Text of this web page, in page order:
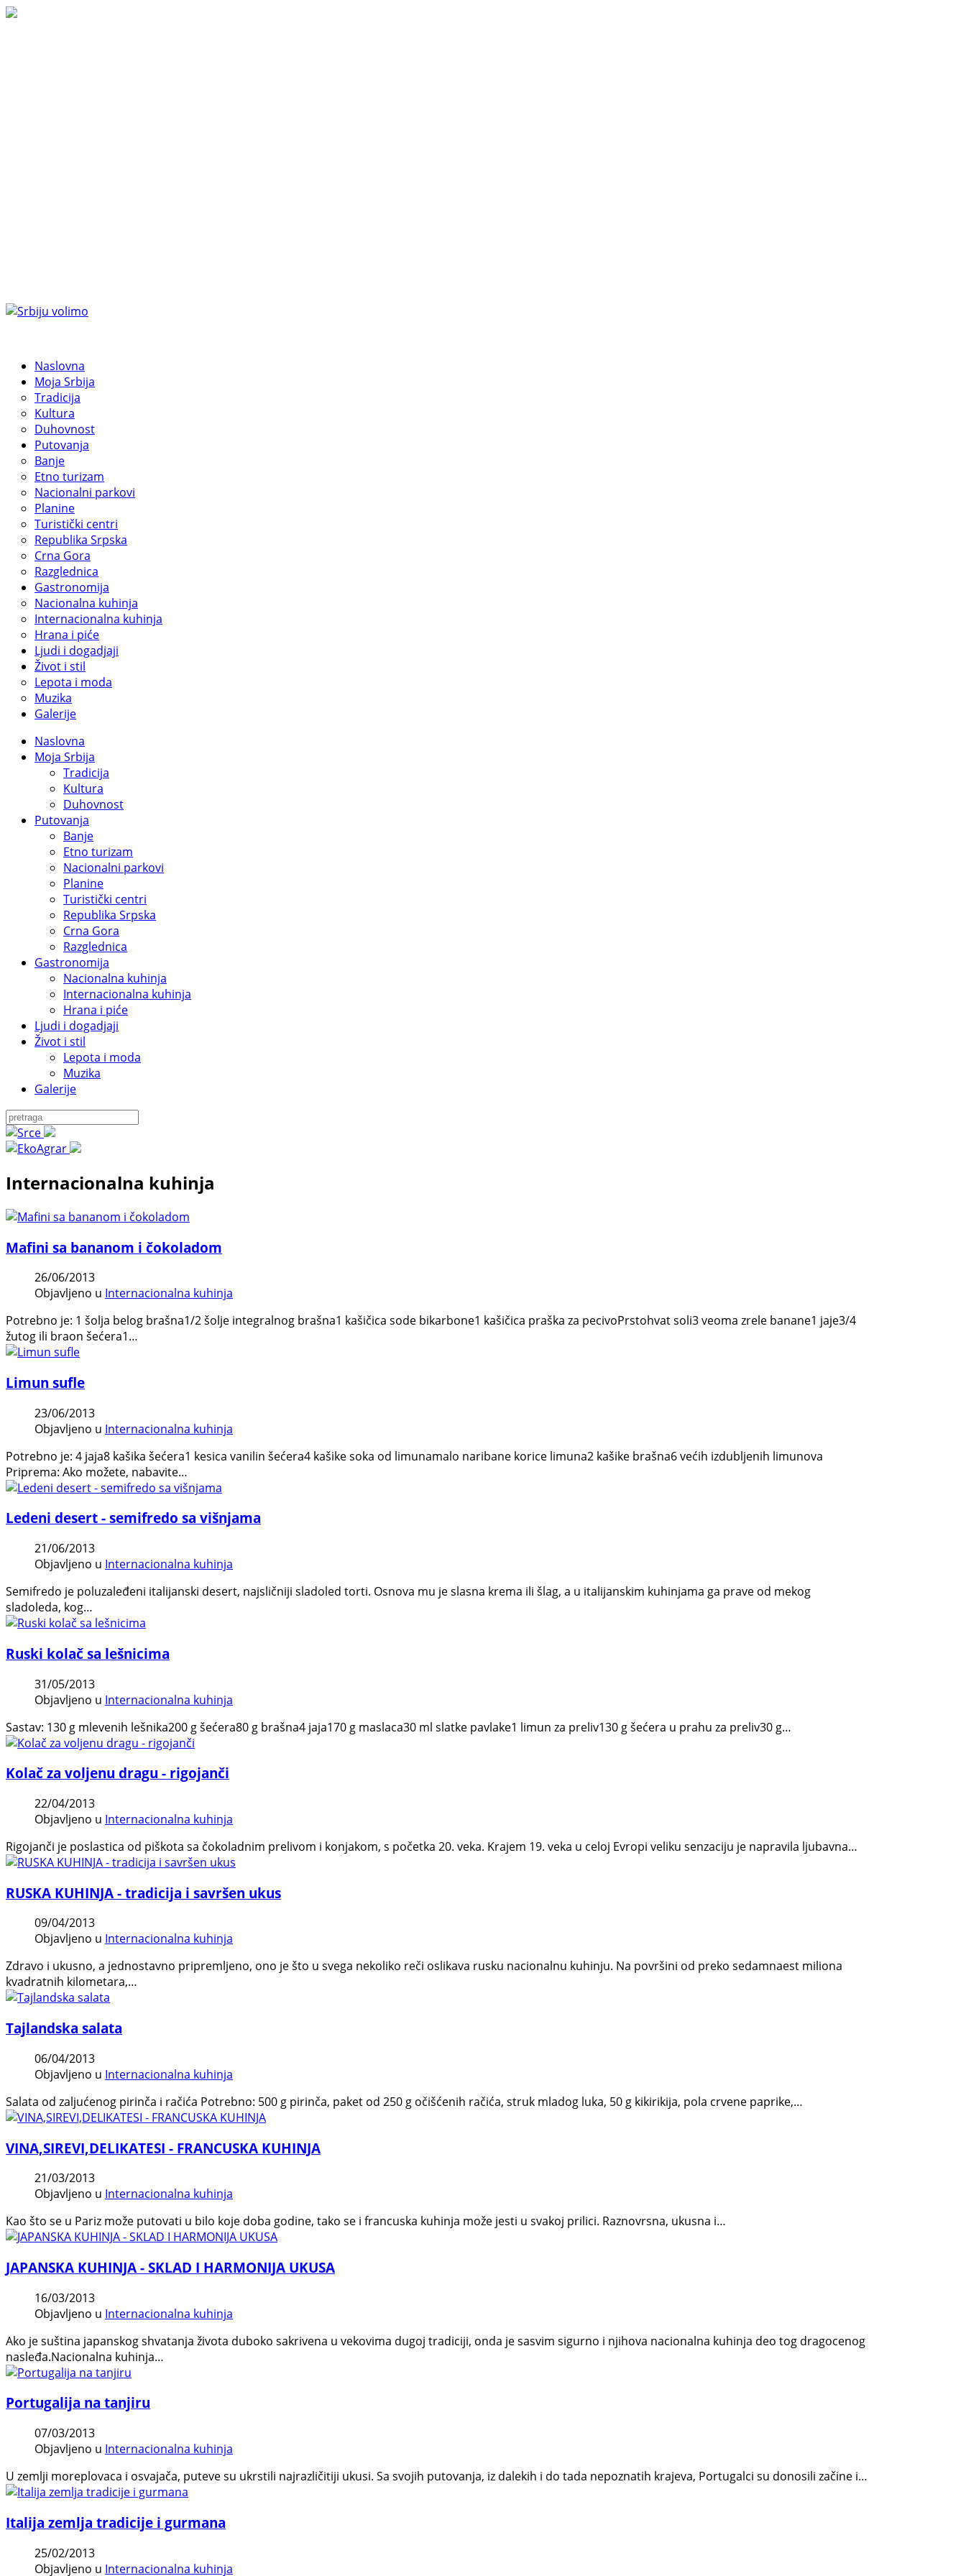
Naslovna
Moja Srbija
Tradicija
Kultura
Duhovnost
Putovanja
Banje
Etno turizam
Nacionalni parkovi
Planine
Turistički centri
Republika Srpska
Crna Gora
Razglednica
Gastronomija
Nacionalna kuhinja
Internacionalna kuhinja
Hrana i piće
Ljudi i dogadjaji
Život i stil
Lepota i moda
Muzika
Galerije
Naslovna
Moja Srbija
Tradicija
Kultura
Duhovnost
Putovanja
Banje
Etno turizam
Nacionalni parkovi
Planine
Turistički centri
Republika Srpska
Crna Gora
Razglednica
Gastronomija
Nacionalna kuhinja
Internacionalna kuhinja
Hrana i piće
Ljudi i dogadjaji
Život i stil
Lepota i moda
Muzika
Galerije
Internacionalna kuhinja
Mafini sa bananom i čokoladom
26/06/2013
Objavljeno u Internacionalna kuhinja
Potrebno je: 1 šolja belog brašna1/2 šolje integralnog brašna1 kašičica sode bikarbone1 kašičica praška za pecivoPrstohvat soli3 veoma zrele banane1 jaje3/4
žutog ili braon šećera1…
Limun sufle
23/06/2013
Objavljeno u Internacionalna kuhinja
Potrebno je: 4 jaja8 kašika šećera1 kesica vanilin šećera4 kašike soka od limunamalo naribane korice limuna2 kašike brašna6 većih izdubljenih limunova
Priprema: Ako možete, nabavite…
Ledeni desert - semifredo sa višnjama
21/06/2013
Objavljeno u Internacionalna kuhinja
Semifredo je poluzaleđeni italijanski desert, najsličniji sladoled torti. Osnova mu je slasna krema ili šlag, a u italijanskim kuhinjama ga prave od mekog
sladoleda, kog…
Ruski kolač sa lešnicima
31/05/2013
Objavljeno u Internacionalna kuhinja
Sastav: 130 g mlevenih lešnika200 g šećera80 g brašna4 jaja170 g maslaca30 ml slatke pavlake1 limun za preliv130 g šećera u prahu za preliv30 g…
Kolač za voljenu dragu - rigojanči
22/04/2013
Objavljeno u Internacionalna kuhinja
Rigojanči je poslastica od piškota sa čokoladnim prelivom i konjakom, s početka 20. veka. Krajem 19. veka u celoj Evropi veliku senzaciju je napravila ljubavna…
RUSKA KUHINJA - tradicija i savršen ukus
09/04/2013
Objavljeno u Internacionalna kuhinja
Zdravo i ukusno, a jednostavno pripremljeno, ono je što u svega nekoliko reči oslikava rusku nacionalnu kuhinju. Na površini od preko sedamnaest miliona
kvadratnih kilometara,…
Tajlandska salata
06/04/2013
Objavljeno u Internacionalna kuhinja
Salata od zaljućenog pirinča i račića Potrebno: 500 g pirinča, paket od 250 g očišćenih račića, struk mladog luka, 50 g kikirikija, pola crvene paprike,…
VINA,SIREVI,DELIKATESI - FRANCUSKA KUHINJA
21/03/2013
Objavljeno u Internacionalna kuhinja
Kao što se u Pariz može putovati u bilo koje doba godine, tako se i francuska kuhinja može jesti u svakoj prilici. Raznovrsna, ukusna i…
JAPANSKA KUHINJA - SKLAD I HARMONIJA UKUSA
16/03/2013
Objavljeno u Internacionalna kuhinja
Ako je suština japanskog shvatanja života duboko sakrivena u vekovima dugoj tradiciji, onda je sasvim sigurno i njihova nacionalna kuhinja deo tog dragocenog
nasleđa.Nacionalna kuhinja…
Portugalija na tanjiru
07/03/2013
Objavljeno u Internacionalna kuhinja
U zemlji moreplovaca i osvajača, puteve su ukrstili najrazličitiji ukusi. Sa svojih putovanja, iz dalekih i do tada nepoznatih krajeva, Portugalci su donosili začine i…
Italija zemlja tradicije i gurmana
25/02/2013
Objavljeno u Internacionalna kuhinja